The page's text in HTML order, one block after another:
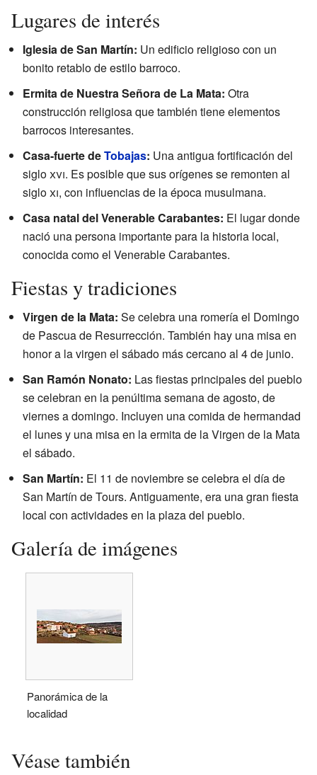
Lugares de interés
Iglesia de San Martín: Un edificio religioso con un
bonito retablo de estilo barroco.
Ermita de Nuestra Señora de La Mata: Otra
construcción religiosa que también tiene elementos
barrocos interesantes.
Casa-fuerte deTobajas: Una antigua fortificación del
sigloxvi. Es posible que sus orígenes se remonten al
sigloxi, con influencias de la época musulmana.
Casa natal del Venerable Carabantes: El lugar donde
nació una persona importante para la historia local,
conocida como el Venerable Carabantes.
Fiestas y tradiciones
Virgen de la Mata: Se celebra una romería el Domingo
de Pascua de Resurrección. También hay una misa en
honor a la virgen el sábado más cercano al 4 de junio.
San Ramón Nonato: Las fiestas principales del pueblo
se celebran en la penúltima semana de agosto, de
viernes a domingo. Incluyen una comida de hermandad
el lunes y una misa en la ermita de la Virgen de la Mata
el sábado.
San Martín: El 11 de noviembre se celebra el día de
San Martín de Tours. Antiguamente, era una gran fiesta
local con actividades en la plaza del pueblo.
Galería de imágenes
Panorámica de la
localidad
Véase también